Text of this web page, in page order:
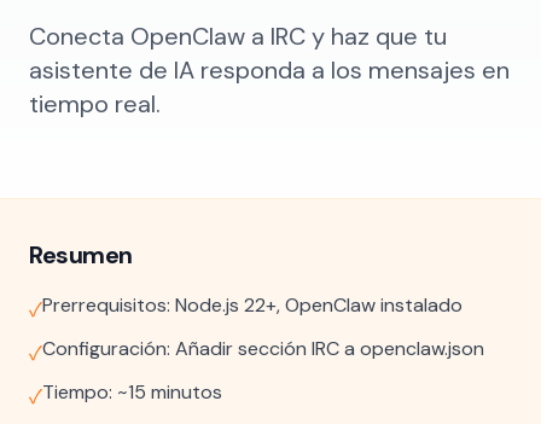
Conecta OpenClaw a IRC y haz que tu
asistente de IA responda a los mensajes en
tiempo real.
Resumen
✓Prerrequisitos: Node.js 22+, OpenClaw instalado
✓Configuración: Añadir sección IRC a openclaw.json
✓Tiempo: ~15 minutos